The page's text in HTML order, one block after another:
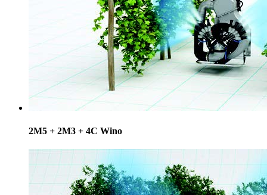
2M5 + 2M3 + 4C Wino